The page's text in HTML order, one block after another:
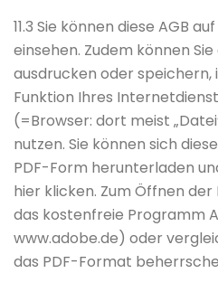
11.3 Sie können diese AGB
einsehen. Zudem können
ausdrucken oder speichern,
Funktion Ihres
(=Browser: dort meist
nutzen. Sie können sich
PDF-Form herunterladen
hier klicken. Zum Öffnen
das kostenfreie Programm
www.adobe.de) oder
das PDF-Format